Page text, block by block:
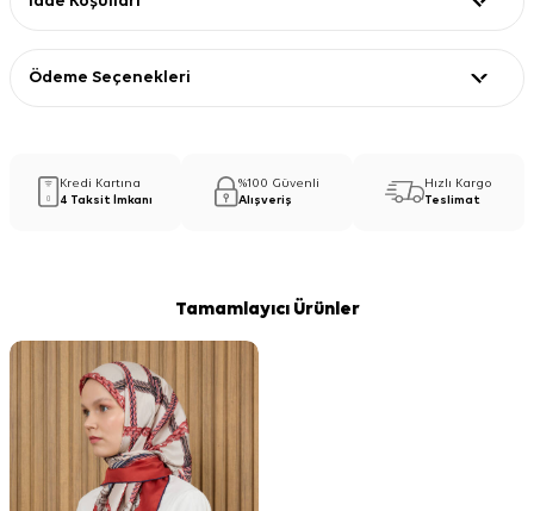
Ödeme Seçenekleri
Kredi Kartına
4 Taksit İmkanı
%100 Güvenli
Alışveriş
Hızlı Kargo
Teslimat
Tamamlayıcı Ürünler